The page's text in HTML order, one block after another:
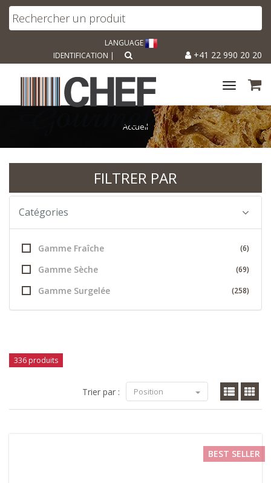
LANGUAGE
+41 22 990 20 20
IDENTIFICATION |
Toggle
Accueil
FILTRER PAR
Catégories
Gamme Fraîche (6)
Gamme Sèche (69)
Gamme Surgelée (258)
336 produits
Trier par : Position
BEST SELLER